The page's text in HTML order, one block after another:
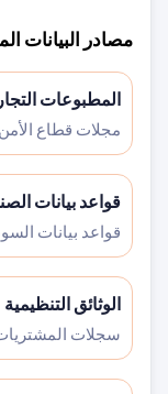
مصادر البيانات
المطبوعات
مجلات قطاع الأمن
قواعد بيانات
قواعد بيانات
الوثائق التنظيمية
سجلات